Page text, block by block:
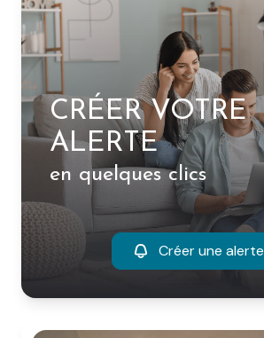
CRÉER VOTRE
ALERTE
en quelques clics
Créer une alerte